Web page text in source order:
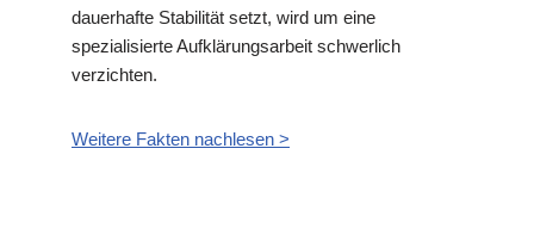
dauerhafte Stabilität setzt, wird um eine
spezialisierte Aufklärungsarbeit schwerlich
verzichten.
Weitere Fakten nachlesen >